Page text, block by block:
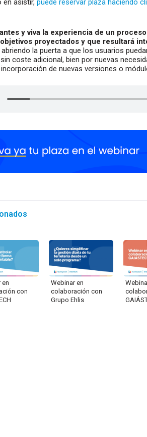
en asistir,puede reservar plaza haciendo
y viva la experiencia de un
proyectados y que resultará
abriendo la puerta a que los usuarios
coste adicional, bien por nuevas
de nuevas versiones o
en
con
Webinar en
colaboración con
Grupo Ehlis